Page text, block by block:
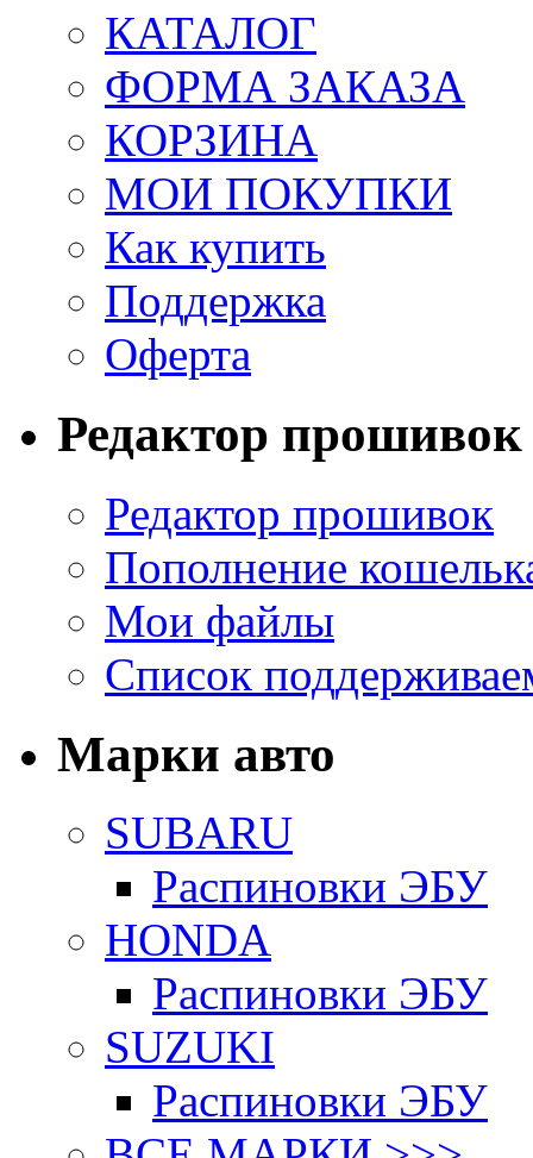
КАТАЛОГ
ФОРМА ЗАКАЗА
КОРЗИНА
МОИ ПОКУПКИ
Как купить
Поддержка
Оферта
Редактор прошивок
Редактор прошивок
Пополнение
Мои файлы
Список
Марки авто
SUBARU
Распиновки ЭБУ
HONDA
Распиновки ЭБУ
SUZUKI
Распиновки ЭБУ